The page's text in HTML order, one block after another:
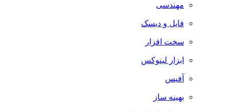
مهندسی
فایل و دیسک
سخت افزار
ابزار لینوکس
آفیس
بهینه ساز